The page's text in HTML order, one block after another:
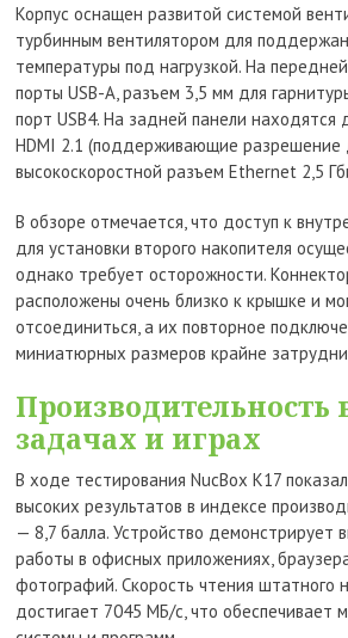
Корпус оснащен развитой системой
турбинным вентилятором для
температуры под нагрузкой. На
порты USB-A, разъем 3,5 мм для
порт USB4. На задней панели
HDMI 2.1 (поддерживающие разрешение
высокоскоростной разъем Ethernet 2,5
В обзоре отмечается, что доступ к
для установки второго накопителя
однако требует осторожности.
расположены очень близко к крышке и
отсоединиться, а их повторное
миниатюрных размеров крайне
Производительность
задачах и играх
В ходе тестирования NucBox K17
высоких результатов в индексе
— 8,7 балла. Устройство демонстрирует
работы в офисных приложениях,
фотографий. Скорость чтения штатного
достигает 7045 МБ/с, что обеспечивает